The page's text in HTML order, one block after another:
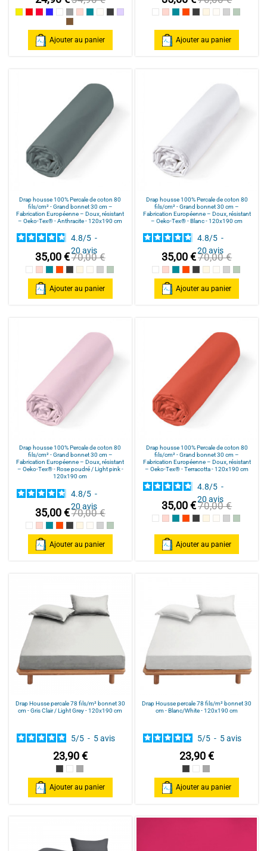
JauneRouge / Red
Framboise / Fuschia
Marine
BlancGris souris
Rose poudré / Light pink
Bleu Canard
Naturel
Gris Foncé
Parme
Cannelle
Ajouter au panier
BlancRose poudré / Light pink
Bleu Canard
Terracotta
Anthracite
MasticNaturel
gris clair
celadon
Ajouter au panier
Drap housse 100% Percale de coton 80
fils/cm² - Grand bonnet 30 cm –
Fabrication Européenne – Doux, résistant
– Oeko-Tex® - Anthracite - 120x190 cm
4.8/5 -
20 avis
35,00 €70,00 €
BlancRose poudré / Light pink
Bleu Canard
Terracotta
Anthracite
MasticNaturel
gris clair
celadon
Ajouter au panier
Drap housse 100% Percale de coton 80
fils/cm² - Grand bonnet 30 cm –
Fabrication Européenne – Doux, résistant
– Oeko-Tex® - Blanc - 120x190 cm
4.8/5 -
20avis
35,00 €70,00 €
BlancRose poudré / Light pink
Bleu Canard
Terracotta
Anthracite
MasticNaturel
gris clair
celadon
Ajouter au panier
Drap housse 100% Percale de coton 80
fils/cm² - Grand bonnet 30 cm –
Fabrication Européenne – Doux, résistant
– Oeko-Tex® - Rose poudré / Light pink -
120x190 cm
4.8/5 -
20 avis
35,00 €70,00 €
BlancRose poudré / Light pink
Bleu Canard
Terracotta
Anthracite
MasticNaturel
gris clair
celadon
Ajouter au panier
Drap housse 100% Percale de coton 80
fils/cm² - Grand bonnet 30 cm –
Fabrication Européenne – Doux, résistant
– Oeko-Tex® - Terracotta - 120x190 cm
4.8/5 -
20avis
35,00 €70,00 €
BlancRose poudré / Light pink
Bleu Canard
Terracotta
Anthracite
MasticNaturel
gris clair
celadon
Ajouter au panier
Drap Housse percale 78 fils/m² bonnet 30
cm - Gris Clair / Light Grey - 120x190 cm
5/5 - 5avis
23,90 €
Gris Anthracite / Dark grey
Blanc/White
Gris Clair / Light Grey
Ajouter au panier
Drap Housse percale 78 fils/m² bonnet 30
cm - Blanc/White - 120x190 cm
5/5 - 5avis
23,90 €
Gris Anthracite / Dark
Blanc/White
Gris Clair / Light
Ajouter au panier